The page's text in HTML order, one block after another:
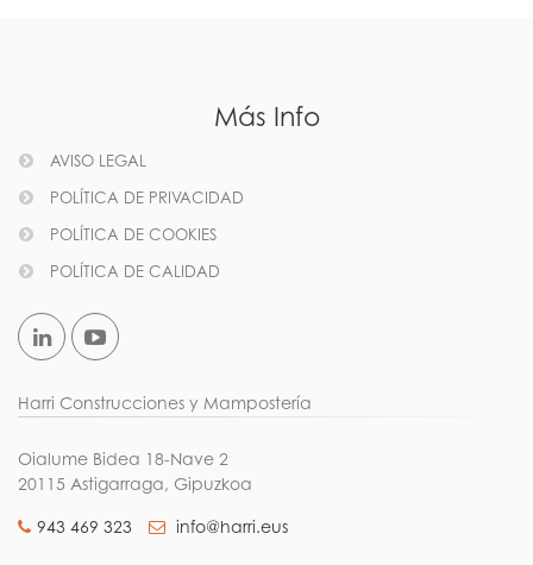
Más Info
AVISO LEGAL
POLÍTICA DE PRIVACIDAD
POLÍTICA DE COOKIES
POLÍTICA DE CALIDAD
Harri Construcciones y Mampostería
Oialume Bidea 18-Nave 2
20115 Astigarraga, Gipuzkoa
943 469 323 info@harri.eus